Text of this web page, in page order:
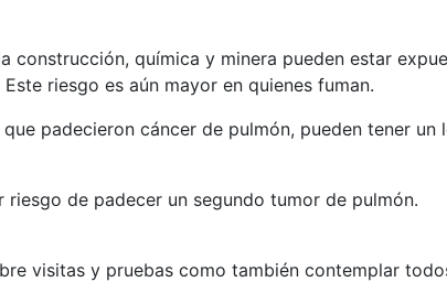
construcción, química y minera pueden estar
riesgo es aún mayor en quienes fuman.
padecieron cáncer de pulmón, pueden tener un
de padecer un segundo tumor de pulmón.
visitas y pruebas como también contemplar